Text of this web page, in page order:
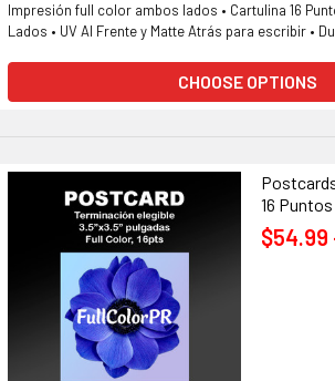
Impresión full color ambos lados • Cartulina 16
Lados • UV Al Frente y Matte Atrás para escribir •
CHOOSE OPTIONS
16 Puntos
$54.99